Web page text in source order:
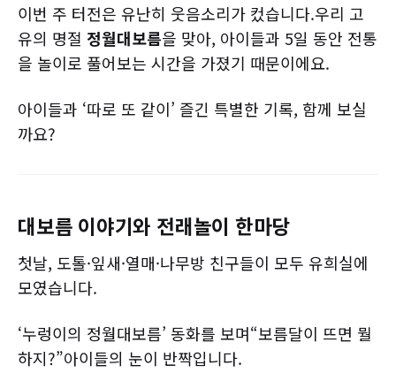
이번 주 터전은 유난히 웃음소리가 컸습니다.우리 고
유의 명절 정월대보름을 맞아, 아이들과 5일 동안 전통
을 놀이로 풀어보는 시간을 가졌기 때문이에요.
아이들과 ‘따로 또 같이’ 즐긴 특별한 기록, 함께 보실
까요?
대보름 이야기와 전래놀이 한마당
첫날, 도톨·잎새·열매·나무방 친구들이 모두 유희실에
모였습니다.
‘누렁이의 정월대보름’ 동화를 보며“보름달이 뜨면 뭘
하지?”아이들의 눈이 반짝입니다.